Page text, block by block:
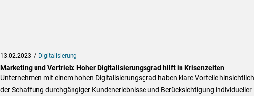
13.02.2023 Digitalisierung
Marketing und Vertrieb: Hoher Digitalisierungsgrad hilft in Krisenzeiten
Unternehmen mit einem hohen Digitalisierungsgrad haben klare Vorteile hinsichtlich
der Schaffung durchgängiger Kundenerlebnisse und Berücksichtigung individueller